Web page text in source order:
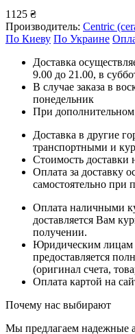
1125 ₴
Производитель: Centric
По Киеву По Украине
Доставка
9.00 до 21.00, в
В случае заказа в
понедельник
При дополнительном
Доставка в другие
транспортными и
Стоимость доставки
Оплата за доставку
самостоятельно при
Оплата наличными
доставляется Вам
получении.
Юридическим лицам
предоставляется
(оригинал счета,
Оплата картой на
Почему нас выбирают
Мы предлагаем надежные